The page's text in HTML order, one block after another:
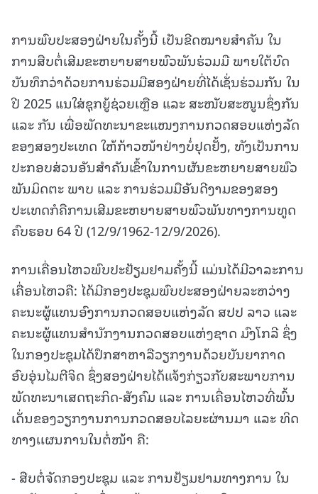
ການພົບປະສອງຝ່າຍໃນຄັ້ງນີ້ ເປັນຂີດໝາຍສຳຄັນ ໃນ
ການສືບຕໍ່ເສີມຂະຫຍາຍສາຍພົວພັນຮ່ວມມື ພາຍໃຕ້ບົດ
ບັນທຶກວ່າດ້ວຍການຮ່ວມມືສອງຝ່າຍທີ່ໄດ້ເຊັ່ນຮ່ວມກັນ ໃນ
ປີ 2025 ແນໃສ່ຊຸກຍູ້ຊ່ວຍເຫຼືອ ແລະ ສະໜັບສະໜູນຊຶ່ງກັນ
ແລະ ກັນ ເພື່ອພັດທະນາຂະແໜງການກວດສອບແຫ່ງລັດ
ຂອງສອງປະເທດ ໃຫ້ກ້າວໜ້າຢ່າງບໍ່ຢຸດຢັ້ງ, ທັງເປັນການ
ປະກອບສ່ວນອັນສຳຄັນເຂົ້າໃນການຜັນຂະຫຍາຍສາຍພົວ
ພັນມິດຕະ ພາບ ແລະ ການຮ່ວມມືອັນດີງາມຂອງສອງ
ປະເທດກໍຄືການເສີມຂະຫຍາຍສາຍພົວພັນທາງການທູດ
ຄົບຮອບ 64 ປີ (12/9/1962-12/9/2026).
ການເຄື່ອນໄຫວພົບປະຢ້ຽມຢາມຄັ້ງນີ້ ແມ່ນໄດ້ມີວາລະການ
ເຄື່ອນໄຫວຄື: ໄດ້ມີກອງປະຊຸມພົບປະສອງຝ່າຍລະຫວ່າງ
ຄະນະຜູ້ແທນອົງການກວດສອບແຫ່ງລັດ ສປປ ລາວ ແລະ
ຄະນະຜູ້ແທນສໍານັກງານກວດສອບແຫ່ງຊາດ ມົງໂກລີ ຊຶ່ງ
ໃນກອງປະຊຸມໄດ້ປຶກສາຫາລືວຽກງານດ້ວຍບັນຍາກາດ
ອົບອຸ່ນໄມຕີຈິດ ຊຶ່ງສອງຝ່າຍໄດ້ແຈ້ງກ່ຽວກັບສະພາບການ
ພັດທະນາເສດຖະກິດ-ສັງຄົມ ແລະ ການເຄື່ອນໄຫວທີ່ພົ້ນ
ເດັ່ນຂອງວຽກງານການກວດສອບໄລຍະຜ່ານມາ ແລະ ທິດ
ທາງເເຜນການໃນຕໍ່ໜ້າ ຄື:
- ສືບຕໍ່ຈັດກອງປະຊຸມ ແລະ ການຢ້ຽມຢາມທາງການ ໃນ